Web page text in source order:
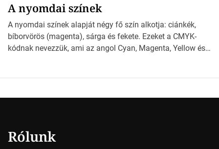
*Hirdetés Ebben a cikkben a papírméretek izgalmas
világába kalauzolunk el téged, hogy jobban megértsd,
milyen szempontok alapján érdemes választanod a
jövőben. Bevezetés a papírméretek világába A […]
A nyomdai színek
A nyomdai színek alapját négy fő szín alkotja: ciánkék,
bíborvörös (magenta), sárga és fekete. Ezeket a CMYK-
kódnak nevezzük, ami az angol Cyan, Magenta, Yellow és
Rólunk